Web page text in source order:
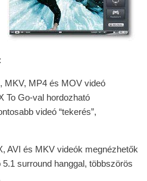
MKV, MP4 és MOV videó
To Go-val hordozható
videó “tekerés”,
AVI és MKV videók megnézhetők
surround hanggal, többszörös